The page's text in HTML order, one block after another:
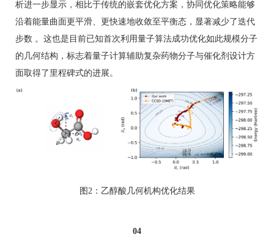
析进一步显示，相比于传统的嵌套优化方案，协同优化策略能够
沿着能量曲面更平滑、更快速地收敛至平衡态，显著减少了迭代
步数 。这也是目前已知首次利用量子算法成功优化如此规模分子
的几何结构，标志着量子计算辅助复杂药物分子与催化剂设计方
面取得了里程碑式的进展。
图2：乙醇酸几何机构优化结果
04